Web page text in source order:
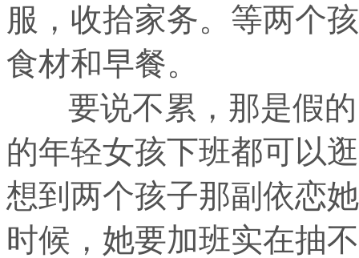
服，收拾家务。等两个
食材和早餐。
要说不累，那是假的
的年轻女孩下班都可以
想到两个孩子那副依恋
时候，她要加班实在抽